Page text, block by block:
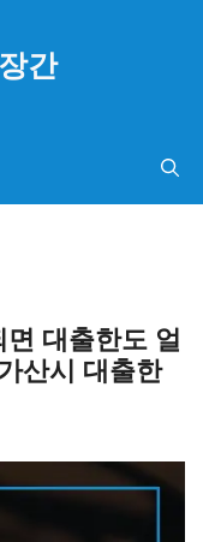
간
대출한도 얼
산시 대출한